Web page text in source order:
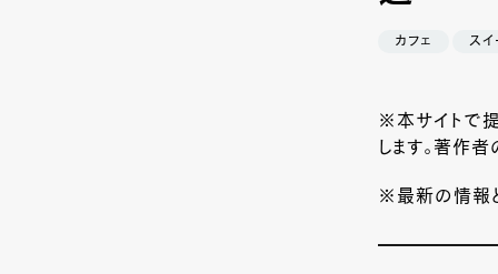
カフェ スイ
※本サイトで
します。著作
※最新の情報と